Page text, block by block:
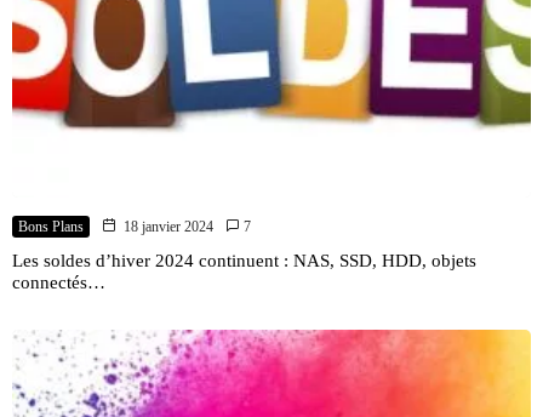
Bons Plans 18 janvier 2024 7
Les soldes d’hiver 2024 continuent : NAS, SSD, HDD, objets
connectés…